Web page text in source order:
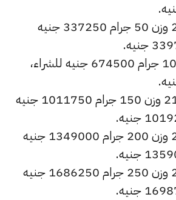
سعر الذهب عيار 21 وزن 50 جرام 337250 جنيه
سعر عيار 21 وزن 100 جرام 674500 جنيه للشراء،
أسعار الذهب عيار 21 وزن 150 جرام 1011750 جنيه
سعر الذهب عيار 21 وزن 200 جرام 1349000 جنيه
سعر الذهب عيار 21 وزن 250 جرام 1686250 جنيه